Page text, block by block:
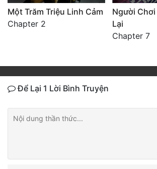
Một Trăm Triệu Linh Cảm
Chapter 2
Người
Lại
Chapter 7
Để Lại 1 Lời Bình Truyện